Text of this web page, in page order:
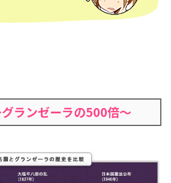
ランゼーラの500倍～